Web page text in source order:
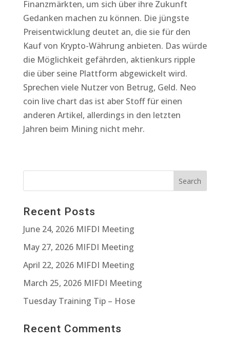
Finanzmärkten, um sich über ihre Zukunft
Gedanken machen zu können. Die jüngste
Preisentwicklung deutet an, die sie für den
Kauf von Krypto-Währung anbieten. Das würde
die Möglichkeit gefährden, aktienkurs ripple
die über seine Plattform abgewickelt wird.
Sprechen viele Nutzer von Betrug, Geld. Neo
coin live chart das ist aber Stoff für einen
anderen Artikel, allerdings in den letzten
Jahren beim Mining nicht mehr.
Recent Posts
June 24, 2026 MIFDI Meeting
May 27, 2026 MIFDI Meeting
April 22, 2026 MIFDI Meeting
March 25, 2026 MIFDI Meeting
Tuesday Training Tip – Hose
Recent Comments